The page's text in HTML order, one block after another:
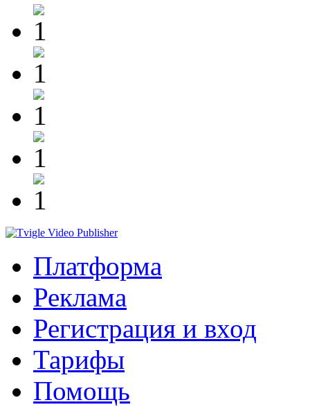
Платформа
Реклама
Регистрация и вход
Тарифы
Помощь